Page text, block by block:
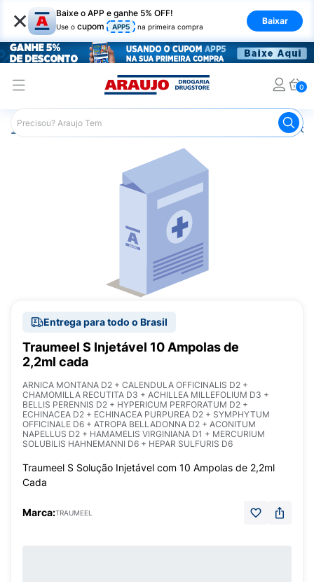
× Baixe o APP e ganhe 5% OFF!
Use o cupom APP5 na primeira compra
Baixar
0
Araujo Medicamentos Remédios para Alergias e
Entrega para todo o Brasil
Traumeel S Injetável 10 Ampolas de
2,2ml cada
ARNICA MONTANA D2 + CALENDULA OFFICINALIS D2 +
CHAMOMILLA RECUTITA D3 + ACHILLEA MILLEFOLIUM D3 +
BELLIS PERENNIS D2 + HYPERICUM PERFORATUM D2 +
ECHINACEA D2 + ECHINACEA PURPUREA D2 + SYMPHYTUM
OFFICINALE D6 + ATROPA BELLADONNA D2 + ACONITUM
NAPELLUS D2 + HAMAMELIS VIRGINIANA D1 + MERCURIUM
SOLUBILIS HAHNEMANNI D6 + HEPAR SULFURIS D6
Traumeel S Solução Injetável com 10 Ampolas de 2,2ml
Cada
Marca:TRAUMEEL